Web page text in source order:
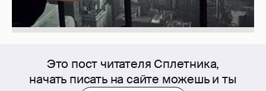
Это пост читателя Сплетника,
начать писать на сайте можешь и ты